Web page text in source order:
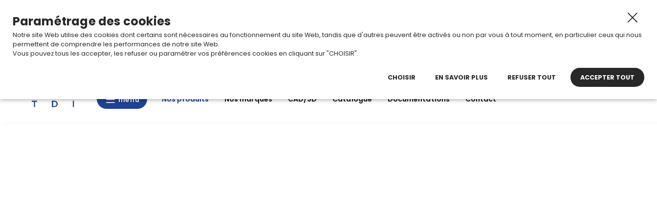
Du 3 au 28 août 2026, TDI passe en mode été. Horaires d’ouverture :
menu
menu Nos produits Nos marques CAD/3D Catalogue Documentations Contact
Paramétrage des cookies
Notre site Web utilise des cookies dont certains sont nécessaires au fonctionnement du site Web, tandis que d'autres peuvent être activés ou non par vous à tout moment, en particulier ceux qui nous
permettent de comprendre les performances de notre site Web.
Vous pouvez tous les accepter, les refuser ou paramétrer vos préférences cookies en cliquant sur "CHOISIR".
CHOISIR EN SAVOIR PLUS REFUSER TOUT ACCEPTER TOUT